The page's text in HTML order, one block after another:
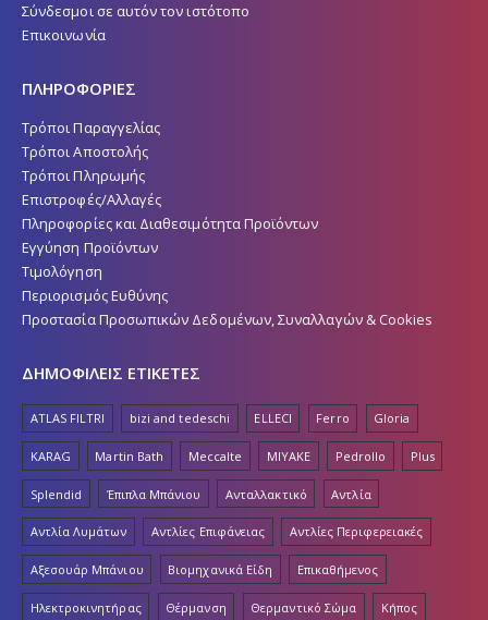
Σύνδεσμοι σε αυτόν τον ιστότοπο
Επικοινωνία
ΠΛΗΡΟΦΟΡΙΕΣ
Τρόποι Παραγγελίας
Τρόποι Αποστολής
Τρόποι Πληρωμής
Επιστροφές/Αλλαγές
Πληροφορίες και Διαθεσιμότητα Προϊόντων
Εγγύηση Προϊόντων
Τιμολόγηση
Περιορισμός Ευθύνης
Προστασία Προσωπικών Δεδομένων, Συναλλαγών & Cookies
ΔΗΜΟΦΙΛΕΙΣ ΕΤΙΚΕΤΕΣ
ATLAS FILTRI bizi and tedeschi ELLECI Ferro Gloria
KARAG Martin Bath Meccalte MIYAKE Pedrollo Plus
Splendid Έπιπλα Μπάνιου Ανταλλακτικό Αντλία
Αντλία Λυμάτων Αντλίες Επιφάνειας Αντλίες Περιφερειακές
Αξεσουάρ Μπάνιου Βιομηχανικά Είδη Επικαθήμενος
Ηλεκτροκινητήρας Θέρμανση Θερμαντικό Σώμα Κήπος